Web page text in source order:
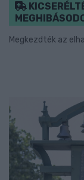
Megkezdték az